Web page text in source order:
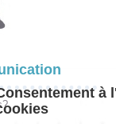
à